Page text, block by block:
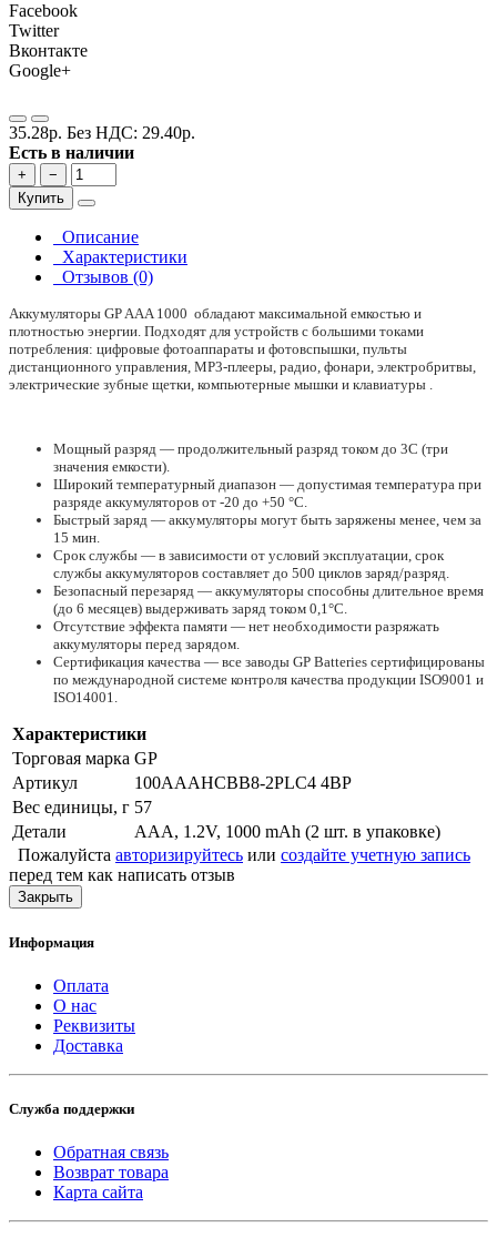
Facebook
Twitter
Вконтакте
Google+
35.28р. Без НДС: 29.40р.
Есть в наличии
+
−
Купить
Описание
Характеристики
Отзывов (0)
Аккумуляторы GP AAA 1000 обладают максимальной емкостью и
плотностью энергии. Подходят для устройств с большими токами
потребления: цифровые фотоаппараты и фотовспышки, пульты
дистанционного управления, МР3-плееры, радио, фонари, электробритвы,
электрические зубные щетки, компьютерные мышки и клавиатуры .
Мощный разряд — продолжительный разряд током до 3С (три
значения емкости).
Широкий температурный диапазон — допустимая температура при
разряде аккумуляторов от -20 до +50 °С.
Быстрый заряд — аккумуляторы могут быть заряжены менее, чем за
15 мин.
Срок службы — в зависимости от условий эксплуатации, срок
службы аккумуляторов составляет до 500 циклов заряд/разряд.
Безопасный перезаряд — аккумуляторы способны длительное время
(до 6 месяцев) выдерживать заряд током 0,1°С.
Отсутствие эффекта памяти — нет необходимости разряжать
аккумуляторы перед зарядом.
Сертификация качества — все заводы GP Batteries сертифицированы
по международной системе контроля качества продукции ISO9001 и
ISO14001.
Характеристики
Торговая марка GP
Артикул
100AAAHCBB8-2PLC4 4BP
Вес единицы, г 57
Детали
AAA, 1.2V, 1000 mAh (2 шт. в упаковке)
Пожалуйста авторизируйтесь или создайте учетную запись
перед тем как написать отзыв
Закрыть
Информация
Оплата
О нас
Реквизиты
Доставка
Служба поддержки
Обратная связь
Возврат товара
Карта сайта